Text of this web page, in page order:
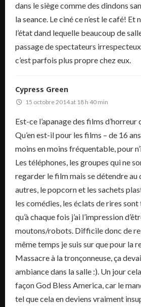
dans le siège comme des dindons
la seance. Le ciné ce n’est le café! Et
l’état dand lequelle beaucoup de
passage de spectateurs
c’est parfois plus propre chez eux.
Cypress Green
15 octobre 2014 at 18 h 40 min
Est-ce l’apanage des films d’horreur
Qu’en est-il pour les films – de 16
moins en moins fréquentable, pour
Les téléphones, les groupes qui ne
regarder le film mais se détendre au
autres, le popcorn et les sachets
les comédies, les éclats de rires
qu’à chaque fois j’ai l’impression
moutons/robots. Difficile donc de
même temps je suis sur que pour la
Massacre à la tronçonneuse, ça
ambiance dans la salle :). Un jour
façon God Bless America, car le
tel que cela en deviens vraiment